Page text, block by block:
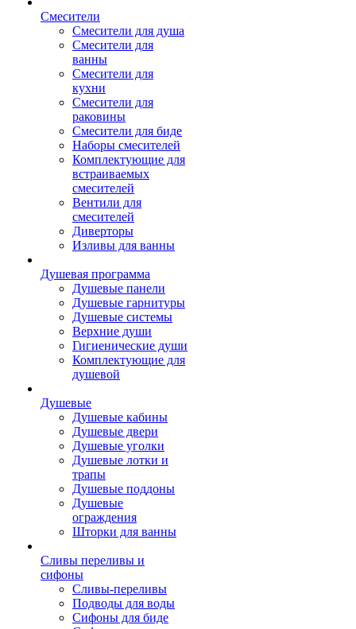
Смесители
Смесители для душа
Смесители для
ванны
Смесители для
кухни
Смесители для
раковины
Смесители для биде
Наборы смесителей
Комплектующие для
встраиваемых
смесителей
Вентили для
смесителей
Диверторы
Изливы для ванны
Душевая программа
Душевые панели
Душевые гарнитуры
Душевые системы
Верхние души
Гигиенические души
Комплектующие для
душевой
Душевые
Душевые кабины
Душевые двери
Душевые уголки
Душевые лотки и
трапы
Душевые поддоны
Душевые
ограждения
Шторки для ванны
Сливы переливы и
сифоны
Сливы-переливы
Подводы для воды
Сифоны для биде